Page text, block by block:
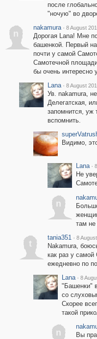
после
"ночую" во
n
nakamura · 8 August
Дорогая Lana! Мне
башенкой. Первый
почти у самой
Самотечной
бы очень интересно
Lana · 8 August
Ув. nakamura,
Делегатская,
запомнится, уж
вспомнить.
Видимо,
Lana ·
Не
n
там
t
tania351 · 8
Nakamura,
как раз у
ежедневно по
Lana · 8
"Башенки"
со
Скорее
такой
n
Вы